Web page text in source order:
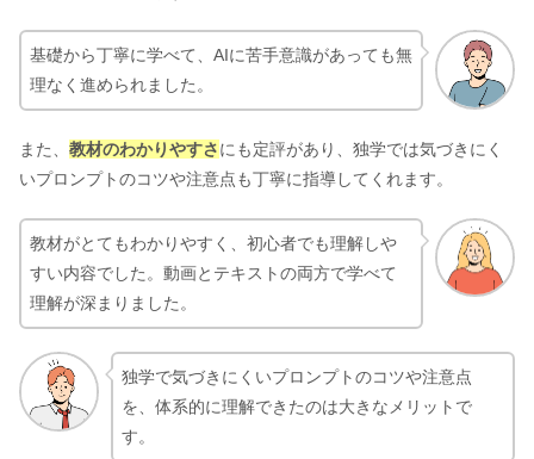
基礎から丁寧に学べて、AIに苦手意識があっても無
理なく進められました。
また、 教材のわかりやすさにも定評があり、独学では気づきにく
いプロンプトのコツや注意点も丁寧に指導してくれます。
教材がとてもわかりやすく、初心者でも理解しや
すい内容でした。動画とテキストの両方で学べて
理解が深まりました。
独学で気づきにくいプロンプトのコツや注意点
を、体系的に理解できたのは大きなメリットで
す。